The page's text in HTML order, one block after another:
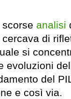
analisi
cercava di
si
evoluzioni
del
e così via.